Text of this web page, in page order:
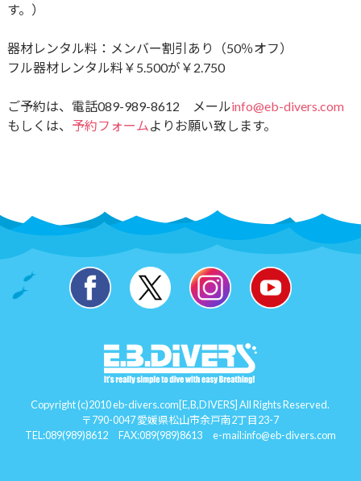
す。）
器材レンタル料：メンバー割引あり（50％オフ）
フル器材レンタル料￥5.500が￥2.750
ご予約は、電話089-989-8612 メールinfo@eb-divers.com
もしくは、 予約フォームよりお願い致します。
Copyright (c)2010 eb-divers.com[E,B,DIVERS] All Rights Reserved.
〒790-0047 愛媛県松山市余戸南2丁目23-7
TEL:089(989)8612FAX:089(989)8613 e-mail:info@eb-divers.com